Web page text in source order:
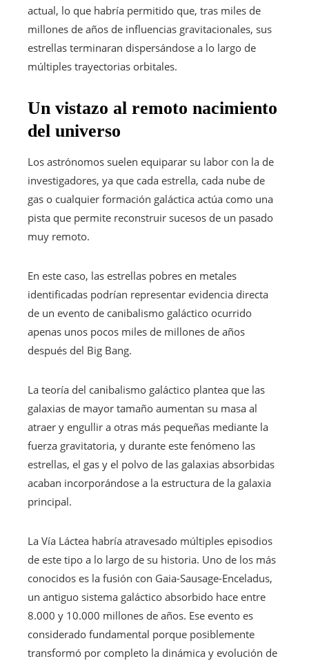
actual, lo que habría permitido que, tras miles de
millones de años de influencias gravitacionales, sus
estrellas terminaran dispersándose a lo largo de
múltiples trayectorias orbitales.
Un vistazo al remoto nacimiento
del universo
Los astrónomos suelen equiparar su labor con la de
investigadores, ya que cada estrella, cada nube de
gas o cualquier formación galáctica actúa como una
pista que permite reconstruir sucesos de un pasado
muy remoto.
En este caso, las estrellas pobres en metales
identificadas podrían representar evidencia directa
de un evento de canibalismo galáctico ocurrido
apenas unos pocos miles de millones de años
después del Big Bang.
La teoría del canibalismo galáctico plantea que las
galaxias de mayor tamaño aumentan su masa al
atraer y engullir a otras más pequeñas mediante la
fuerza gravitatoria, y durante este fenómeno las
estrellas, el gas y el polvo de las galaxias absorbidas
acaban incorporándose a la estructura de la galaxia
principal.
La Vía Láctea habría atravesado múltiples episodios
de este tipo a lo largo de su historia. Uno de los más
conocidos es la fusión con Gaia-Sausage-Enceladus,
un antiguo sistema galáctico absorbido hace entre
8.000 y 10.000 millones de años. Ese evento es
considerado fundamental porque posiblemente
transformó por completo la dinámica y evolución de